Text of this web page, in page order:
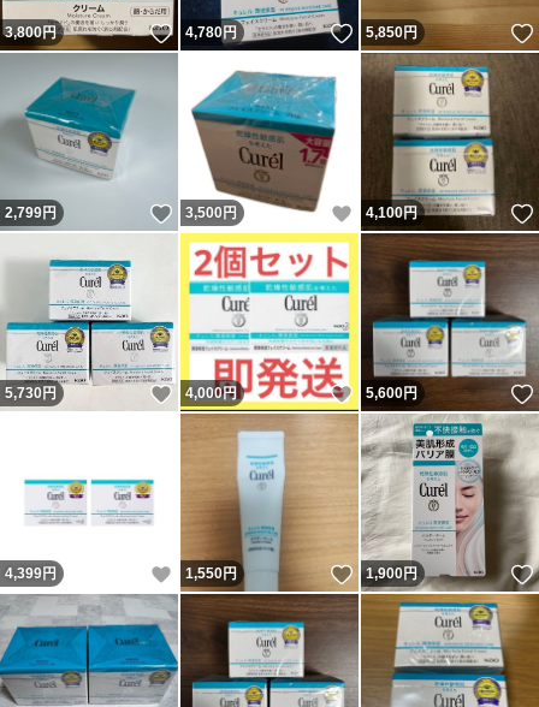
3,800円 いいね！
4,780円 いいね！
5,850円
2,799円 いいね！
3,500 円 いいね！
4,100円
5,730円 いいね！
4,000円 いいね！
5,600円
4,399円 いいね！
1,550円 いいね！
1,900円